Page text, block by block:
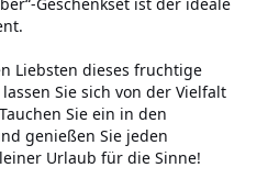
Liebsten dieses fruchtige
Sie sich von der Vielfalt
Sie ein in den
genießen Sie jeden
Urlaub für die Sinne!